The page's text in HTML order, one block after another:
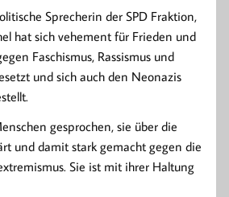
Sprecherin der SPD Fraktion,
hat sich vehement für Frieden und
Faschismus, Rassismus und
und sich auch den Neonazis
gesprochen, sie über die
und damit stark gemacht gegen die
Sie ist mit ihrer Haltung